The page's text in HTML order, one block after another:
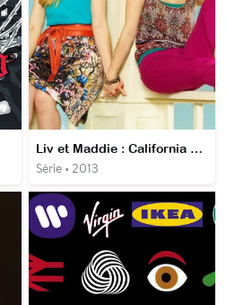
Liv et Maddie : California Style
Série • 2013